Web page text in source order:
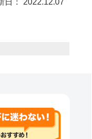
日： 2022.12.07